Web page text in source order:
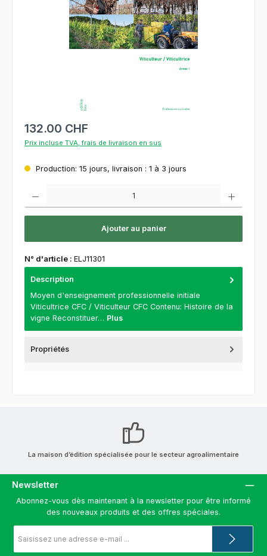
132.00 CHF
Prix incluse TVA, frais de livraison en sus
Production: 15 jours, livraison : 1 à 3 jours
Ajouter au panier
N° d'article : ELJ11301
Description
Moyen d'enseignement professionnelle initiale
Viticultrice CFC / Viticulteur CFC Contenu: Histoire de la
vigne Reconstituer… Plus
Propriétés
La maison d’édition spécialisée pour le secteur agroalimentaire
Newsletter
Abonnez-vous dès maintenant à la newsletter pour être informé
des nouveaux produits et des offres spéciales.
e-
*